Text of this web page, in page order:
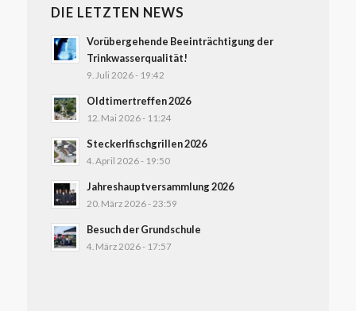
DIE LETZTEN NEWS
Vorübergehende Beeinträchtigung der
Trinkwasserqualität!
9. Juli 2026 - 19:42
Oldtimertreffen 2026
12. Mai 2026 - 11:24
Steckerlfischgrillen 2026
4. April 2026 - 19:50
Jahreshauptversammlung 2026
20. März 2026 - 23:59
Besuch der Grundschule
4. März 2026 - 17:57